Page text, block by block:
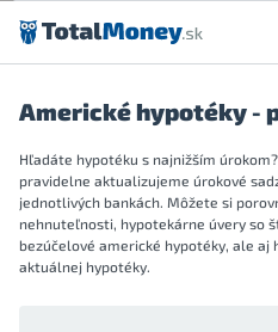
Preskočiť na obsah
Americké hypotéky -
Hľadáte hypotéku s najnižším
pravidelne aktualizujeme úrokové
jednotlivých bankách. Môžete si
nehnuteľnosti, hypotekárne úvery so
bezúčelové americké hypotéky, ale aj
aktuálnej hypotéky.